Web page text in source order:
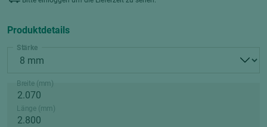
Produktdetails
Stärke
Breite (mm)
Länge (mm)